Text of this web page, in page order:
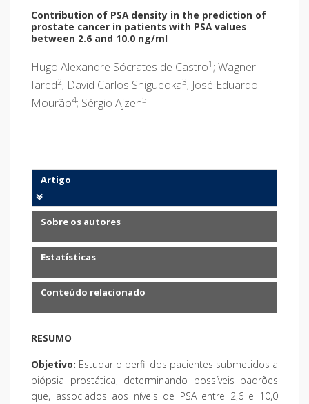
Contribution of PSA density in the prediction of
prostate cancer in patients with PSA values
between 2.6 and 10.0 ng/ml
Hugo Alexandre Sócrates de Castro1 ; Wagner
Iared2; David Carlos Shigueoka3; José Eduardo
Mourão4; Sérgio Ajzen5
Artigo
Sobre os autores
Estatísticas
Conteúdo relacionado
RESUMO
Objetivo: Estudar o perfil dos pacientes submetidos a
biópsia prostática, determinando possíveis padrões
que, associados aos níveis de PSA entre 2,6 e 10,0